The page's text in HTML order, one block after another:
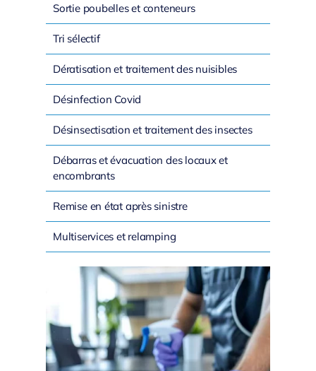
Sortie poubelles et conteneurs
Tri sélectif
Dératisation et traitement des nuisibles
Désinfection Covid
Désinsectisation et traitement des insectes
Débarras et évacuation des locaux et
encombrants
Remise en état après sinistre
Multiservices et relamping